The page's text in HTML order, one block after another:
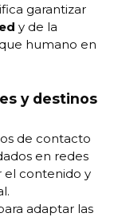
garantizar
y de la
humano en
y destinos
de contacto
en redes
el contenido y
adaptar las